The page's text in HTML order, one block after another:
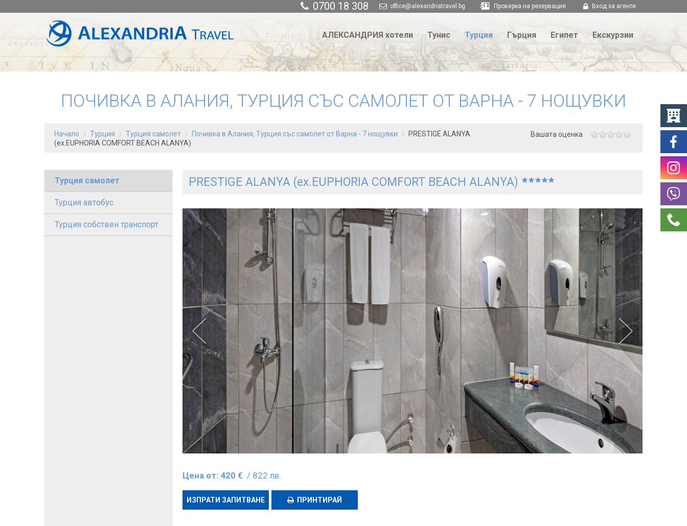
0700 18 308 office@alexandriatravel.bg Проверка на резервация Вход за агенти
АЛЕКСАНДРИЯ хотели Тунис Турция Гърция Египет Екскурзии
ПОЧИВКА В АЛАНИЯ, ТУРЦИЯ СЪС САМОЛЕТ ОТ ВАРНА - 7 НОЩУВКИ
Начало Турция Турция самолет Почивка в Алания, Турция със самолет от Варна - 7 нощувки
PRESTIGE ALANYA
(ex.EUPHORIA COMFORT BEACH ALANYA)
Вашата оценка
Турция самолет
Турция автобус
Турция собствен транспорт
PRESTIGE ALANYA (ex.EUPHORIA COMFORT BEACH ALANYA)
Цена от: 420 € / 822 лв.
ИЗПРАТИ ЗАПИТВАНЕ ПРИНТИРАЙ